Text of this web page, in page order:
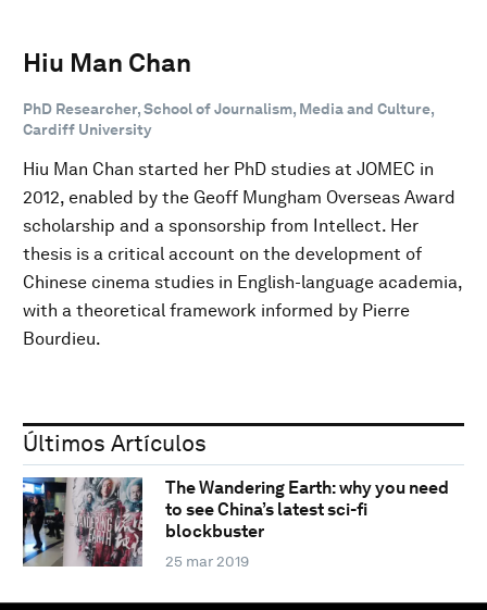
Hiu Man Chan
PhD Researcher, School of Journalism, Media and Culture,
Cardiff University
Hiu Man Chan started her PhD studies at JOMEC in
2012, enabled by the Geoff Mungham Overseas Award
scholarship and a sponsorship from Intellect. Her
thesis is a critical account on the development of
Chinese cinema studies in English-language academia,
with a theoretical framework informed by Pierre
Bourdieu.
Últimos Artículos
The Wandering Earth: why you need
to see China’s latest sci-fi
blockbuster
25 mar 2019